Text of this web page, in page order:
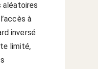
aléatoires
à
inversé
limité,